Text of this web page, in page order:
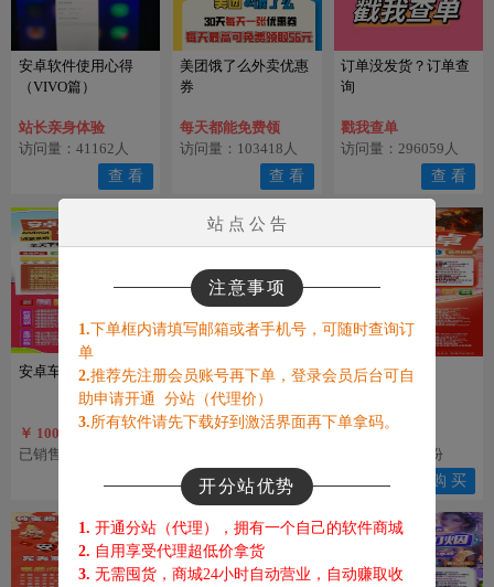
安卓软件使用心得
（VIVO篇）
站长亲身体验
访问量：41162人
查 看
美团饿了么外卖优惠
券
每天都能免费领
访问量：103418人
查 看
订单没发货？订单查
询
戳我查单
访问量：296059人
查 看
安卓车厘子
￥ 1000019.5
已销售：3134份
安卓草莓熊
￥ 47.5
购 买
赤兔安卓
￥ 37.5
已销售：2680份
购 买
站 点 公 告
注意事项
1.下单框内请填写邮箱或者手机号，可随时查询订
单
2.推荐先注册会员账号再下单，登录会员后台可自
助申请开通 分站（代理价）
3.所有软件请先下载好到激活界面再下单拿码。
开分站优势
1. 开通分站（代理），拥有一个自己的软件商城
2. 自用享受代理超低价拿货
3. 无需囤货，商城24小时自动营业，自动赚取收